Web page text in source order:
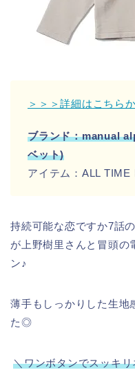
＞＞＞詳細はこちら
ブランド：manual
ベット)
アイテム：ALL
持続可能な恋ですか7話
が上野樹里さんと冒頭の
ン♪
薄手もしっかりした生地
た◎
＼ワンボタンでスッキ